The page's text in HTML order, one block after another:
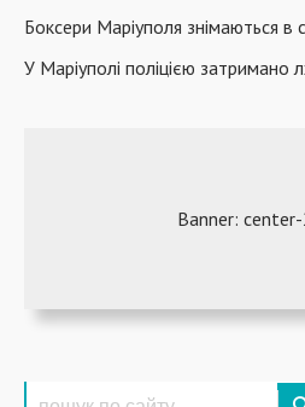
Боксери Маріуполя знімаються в
У Маріуполі поліцією затримано